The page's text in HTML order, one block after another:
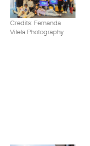
Credits: Fernanda
Vilela Photography